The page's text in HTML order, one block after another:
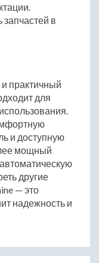
в
практичный
для
и доступную
мощный
другие
— это
надежность и